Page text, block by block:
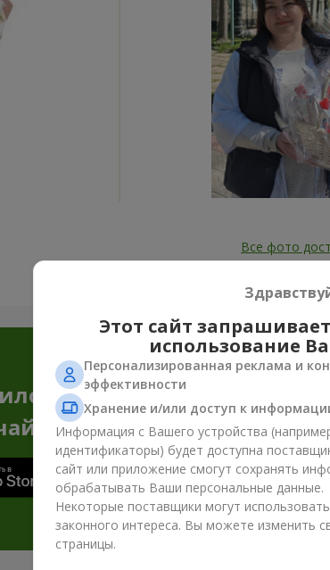
Все фото
бонусы
Этот сайт
использование
Персонализированная реклама и
эффективности
Хранение и/или доступ к
Информация с Вашего устройства
идентификаторы) будет доступна
сайт или приложение смогут сохранять
обрабатывать Ваши персональные данные.
Некоторые поставщики могут
законного интереса. Вы можете изменить
страницы.